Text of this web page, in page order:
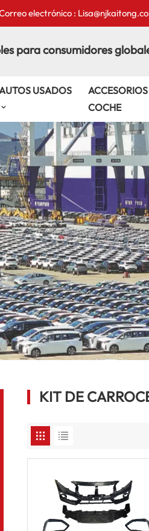
electrónico :
para consumidores
USADOS
COCHE
KIT DE